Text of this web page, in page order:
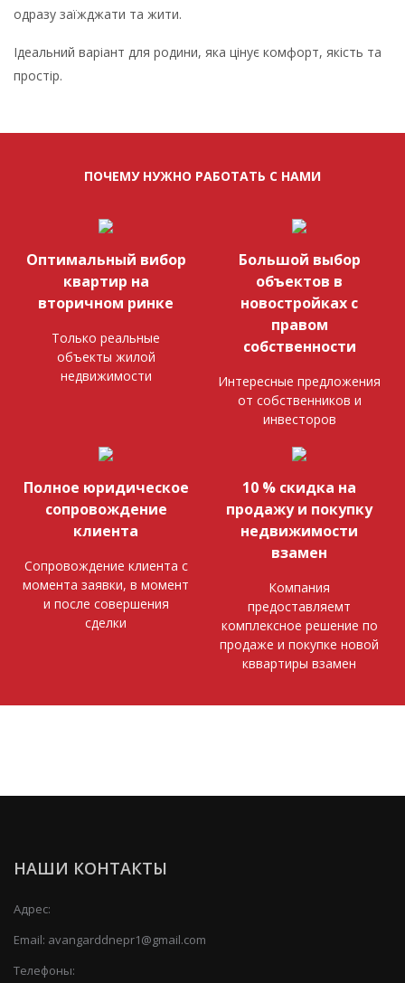
одразу заїжджати та жити.
Ідеальний варіант для родини, яка цінує комфорт, якість та
простір.
ПОЧЕМУ НУЖНО РАБОТАТЬ С НАМИ
Оптимальный вибор
квартир на
вторичном ринке
Только реальные
объекты жилой
недвижимости
Большой выбор
объектов в
новостройках с
правом
собственности
Интересные предложения
от собственников и
инвесторов
Полное юридическое
сопровождение
клиента
Сопровождение клиента с
момента заявки, в момент
и после совершения
сделки
10 % скидка на
продажу и покупку
недвижимости
взамен
Компания
предоставляемт
комплексное решение по
продаже и покупке новой
кввартиры взамен
НАШИ КОНТАКТЫ
Адрес:
Email: avangarddnepr1@gmail.com
Телефоны: